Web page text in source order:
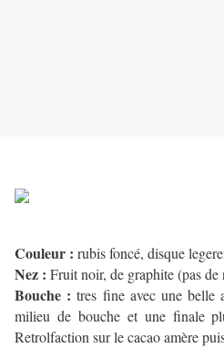
Couleur : rubis foncé, disque
Nez : Fruit noir, de graphite (pas
Bouche : tres fine avec une belle
milieu de bouche et une finale
Retrolfaction sur le cacao amère